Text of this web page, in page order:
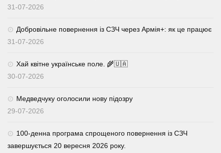
31-07-2026
Добровільне повернення із СЗЧ через Армія+: як це працює
31-07-2026
Хай квітне українське поле. 🌾🇺🇦
30-07-2026
Медведчуку оголосили нову підозру
29-07-2026
100-денна програма спрощеного повернення із СЗЧ
завершується 20 вересня 2026 року.